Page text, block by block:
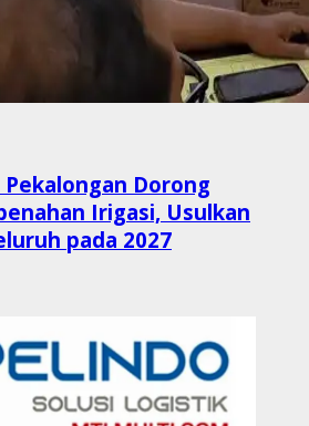
Pekalongan Dorong
Irigasi, Usulkan
pada 2027